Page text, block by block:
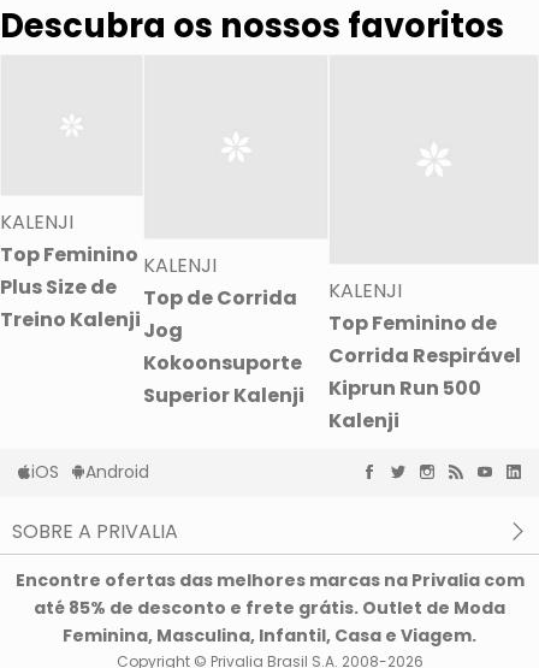
Descubra os nossos favoritos
KALENJI
Top Feminino
Plus Size de
Treino Kalenji
KALENJI
Top de Corrida
Jog
Kokoonsuporte
Superior Kalenji
KALENJI
Top Feminino de
Corrida Respirável
Kiprun Run 500
Kalenji
iOS Android
SOBRE A PRIVALIA
Privacidade e Cookies
Condições de uso
Encontre ofertas das melhores marcas na Privalia com
até 85% de desconto e frete grátis. Outlet de Moda
Feminina, Masculina, Infantil, Casa e Viagem.
Copyright © Privalia Brasil S.A. 2008-2026